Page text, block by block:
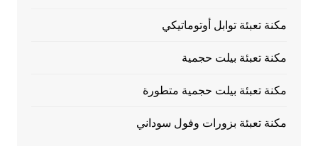
مكنة تعبئة توابل أوتوماتيكي
مكنة تعبئة بيلت حجمية
مكنة تعبئة بيلت حجمية متطورة
مكنة تعبئة بزورات وفول سوداني